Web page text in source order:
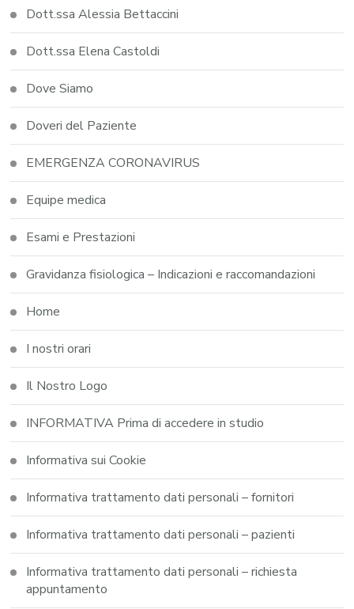
Dott.ssa Alessia Bettaccini
Dott.ssa Elena Castoldi
Dove Siamo
Doveri del Paziente
EMERGENZA CORONAVIRUS
Equipe medica
Esami e Prestazioni
Gravidanza fisiologica – Indicazioni e raccomandazioni
Home
I nostri orari
Il Nostro Logo
INFORMATIVA Prima di accedere in studio
Informativa sui Cookie
Informativa trattamento dati personali – fornitori
Informativa trattamento dati personali – pazienti
Informativa trattamento dati personali – richiesta
appuntamento